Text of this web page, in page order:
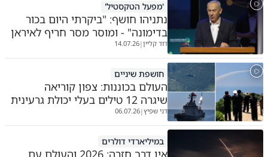
'מפעל הטקסטיל'
נתניהו חושף: "ביקרתי היום בכור
בדימונה" - ומוסר מסר חריף לאיראן
דוד קליין|
14.07.26
חושפת שיניים
העולם בכוננות: צפון קוריאה
שיגרה 12 טילים בעלי יכולת גרעינית
דני שפיץ|
06.07.26
במיליארדי דולרים
אין דרך חזרה: 2026 והעולם עם